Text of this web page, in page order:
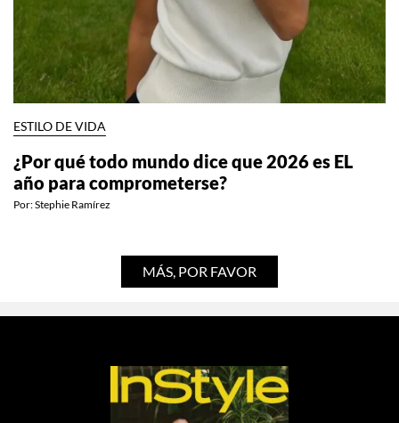
ESTILO DE VIDA
¿Por qué todo mundo dice que 2026 es EL
año para comprometerse?
Por:Stephie Ramírez
MÁS, POR FAVOR